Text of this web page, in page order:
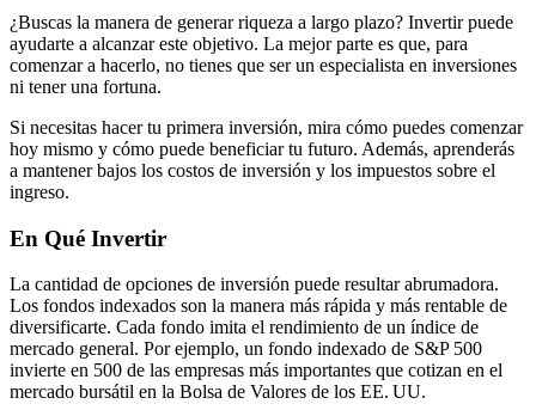
¿Buscas la manera de generar riqueza a largo plazo? Invertir puede
ayudarte a alcanzar este objetivo. La mejor parte es que, para
comenzar a hacerlo, no tienes que ser un especialista en inversiones
ni tener una fortuna.
Si necesitas hacer tu primera inversión, mira cómo puedes comenzar
hoy mismo y cómo puede beneficiar tu futuro. Además, aprenderás
a mantener bajos los costos de inversión y los impuestos sobre el
ingreso.
En Qué Invertir
La cantidad de opciones de inversión puede resultar abrumadora.
Los fondos indexados son la manera más rápida y más rentable de
diversificarte. Cada fondo imita el rendimiento de un índice de
mercado general. Por ejemplo, un fondo indexado de S&P 500
invierte en 500 de las empresas más importantes que cotizan en el
mercado bursátil en la Bolsa de Valores de los EE. UU.